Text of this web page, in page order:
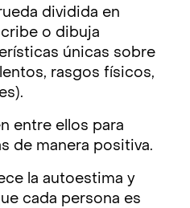
dividida en
o dibuja
únicas sobre
rasgos físicos,
entre ellos para
de manera positiva.
la autoestima y
cada persona es